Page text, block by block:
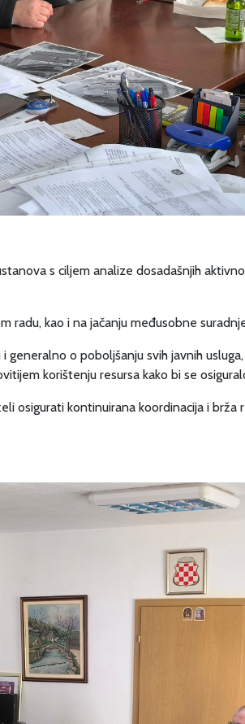
s ciljem analize dosadašnjih
radu, kao i na jačanju međusobne
o poboljšanju svih javnih
korištenju resursa kako bi se
osigurati kontinuirana koordinacija i